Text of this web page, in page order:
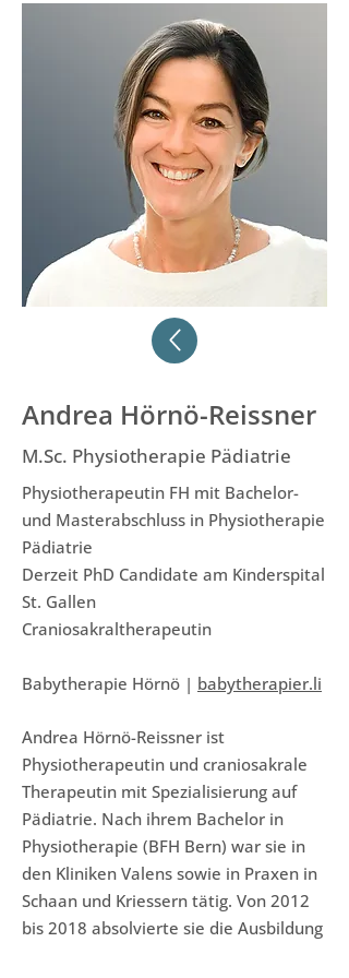
Andrea Hörnö-Reissner
M.Sc. Physiotherapie Pädiatrie
Physiotherapeutin FH mit Bachelor-
und Masterabschluss in Physiotherapie
Pädiatrie
Derzeit PhD Candidate am Kinderspital
St. Gallen
Craniosakraltherapeutin
Babytherapie Hörnö | babytherapier.li
Andrea Hörnö-Reissner ist
Physiotherapeutin und craniosakrale
Therapeutin mit Spezialisierung auf
Pädiatrie. Nach ihrem Bachelor in
Physiotherapie (BFH Bern) war sie in
den Kliniken Valens sowie in Praxen in
Schaan und Kriessern tätig. Von 2012
bis 2018 absolvierte sie die Ausbildung